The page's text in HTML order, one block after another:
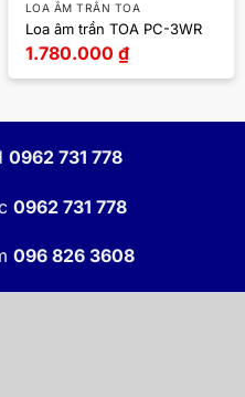
LOA ÂM TRẦN TOA
Loa âm trần TOA PC-3WR
1.780.000 ₫
0962 731 778
0962 731 778
096 826 3608